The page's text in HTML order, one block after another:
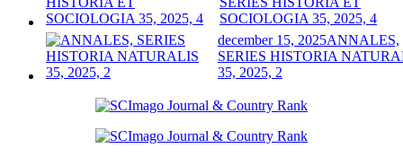
SOCIOLOGIA 35, 2025, 4
december 15, 2025ANNALES,
SERIES HISTORIA
35, 2025, 2